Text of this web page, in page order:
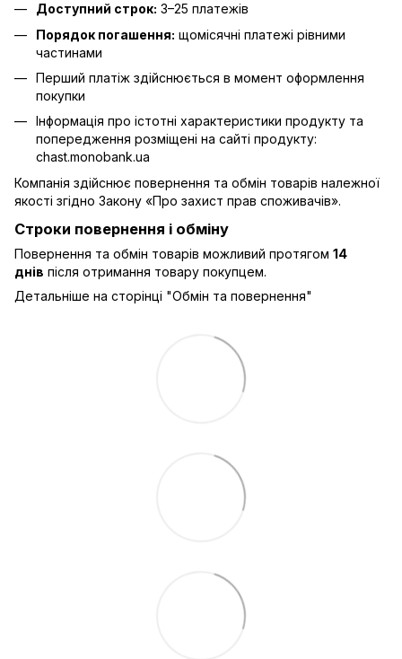
Доступний строк: 3–25 платежів
Порядок погашення: щомісячні платежі рівними
частинами
Перший платіж здійснюється в момент оформлення
покупки
Інформація про істотні характеристики продукту та
попередження розміщені на сайті продукту:
chast.monobank.ua
Компанія здійснює повернення та обмін товарів належної
якості згідно Закону «Про захист прав споживачів».
Строки повернення і обміну
Повернення та обмін товарів можливий протягом 14
днів після отримання товару покупцем.
Детальніше на сторінці "Обмін та повернення"